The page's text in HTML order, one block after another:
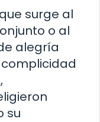
surge al
o al
alegría
su